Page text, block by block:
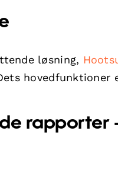
løsning,
hovedfunktioner
rapporter